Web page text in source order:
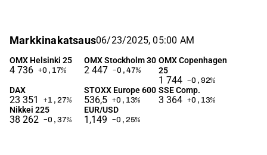
Markkinakatsaus06/23/2025, 05:00 AM
OMX Helsinki 25
4 736 +0,17%
OMX Stockholm 30
2 447 −0,47%
OMX Copenhagen
25
1 744 −0,92%
DAX
23 351 +1,27%
STOXX Europe 600
536,5 +0,13%
SSE Comp.
3 364 +0,13%
Nikkei 225
38 262 −0,37%
EUR/USD
1,149 −0,25%